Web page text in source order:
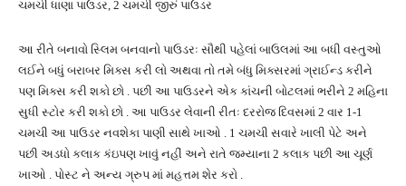
ચમચી ધાણા પાઉડર, 2 ચમચી જીરું પાઉડર
આ રીતે બનાવો સ્લિમ બનવાનો પાઉડરઃ સૌથી પહેલાં બાઉલમાં આ બધી વસ્તુઓ
લઈને બધું બરાબર મિક્સ કરી લો અથવા તો તમે બંધુ મિક્સરમાં ગ્રાઈન્ડ કરીને
પણ મિક્સ કરી શકો છો . પછી આ પાઉડરને એક કાંચની બોટલમાં ભરીને 2 મહિના
સુધી સ્ટોર કરી શકો છો . આ પાઉડર લેવાની રીતઃ દરરોજ દિવસમાં 2 વાર 1-1
ચમચી આ પાઉડર નવશેકા પાણી સાથે ખાઓ . 1 ચમચી સવારે ખાલી પેટે અને
પછી અડધો કલાક કંઇપણ ખાવું નહીં અને રાતે જમ્યાના 2 કલાક પછી આ ચૂર્ણ
ખાઓ . પોસ્ટ ને અન્ય ગ્રુપ માં મહત્તમ શેર કરો .